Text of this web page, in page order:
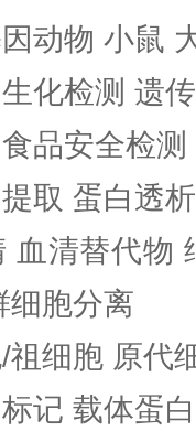
因动物 小鼠
生化检测 遗
食品安全检
提取 蛋白透
血清替代物
细胞分离
/祖细胞 原代
记 载体蛋